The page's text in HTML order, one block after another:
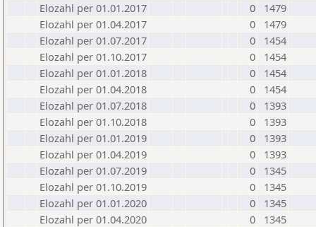
Elozahl per 01.01.2017
0
1479
Elozahl per 01.04.2017
0
1479
Elozahl per 01.07.2017
0
1454
Elozahl per 01.10.2017
0
1454
Elozahl per 01.01.2018
0
1454
Elozahl per 01.04.2018
0
1454
Elozahl per 01.07.2018
0
1393
Elozahl per 01.10.2018
0
1393
Elozahl per 01.01.2019
0
1393
Elozahl per 01.04.2019
0
1393
Elozahl per 01.07.2019
0
1345
Elozahl per 01.10.2019
0
1345
Elozahl per 01.01.2020
0
1345
Elozahl per 01.04.2020
0
1345